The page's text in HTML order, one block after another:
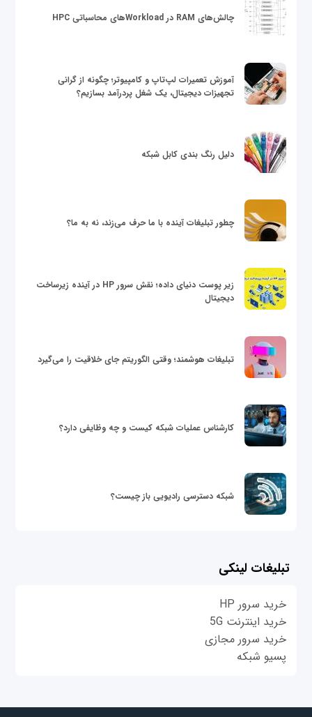
چالش‌های RAM در Workloadهای محاسباتی HPC
آموزش تعمیرات لپ‌تاپ و کامپیوتر؛ چگونه از گرانی
تجهیزات دیجیتال، یک شغل پردرآمد بسازیم؟
دلیل رنگ بندی کابل شبکه
چطور تبلیغات آینده با ما حرف می‌زند، نه به ما؟
زیر پوست دنیای داده؛ نقش سرور HP در آینده زیرساخت
دیجیتال
تبلیغات هوشمند؛ وقتی الگوریتم جای خلاقیت را می‌گیرد
کارشناس عملیات شبکه کیست و چه وظایفی دارد؟
شبکه دسترسی رادیویی باز چیست؟
تبلیغات لینکی
خرید سرور HP
خرید اینترنت 5G
خرید سرور مجازی
پسیو شبکه